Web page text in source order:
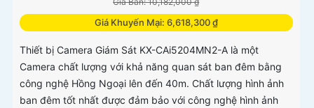
Giá Khuyến Mại: 6,618,300 ₫
Thiết bị Camera Giám Sát KX-CAi5204MN2-A là một
Camera chất lượng với khả năng quan sát ban đêm bằng
công nghệ Hồng Ngoại lên đến 40m. Chất lượng hình ảnh
ban đêm tốt nhất được đảm bảo với công nghệ hình ảnh